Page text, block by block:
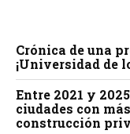
Crónica de una
¡Universidad de
Entre 2021 y
ciudades con
construcción